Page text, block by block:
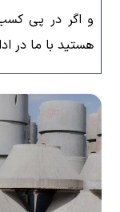
و اگر در پی
هستید با ما در